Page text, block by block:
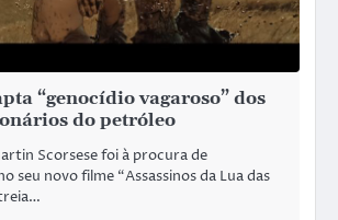
“genocídio vagaroso” dos
do petróleo
Scorsese foi à procura de
seu novo filme “Assassinos da Lua das